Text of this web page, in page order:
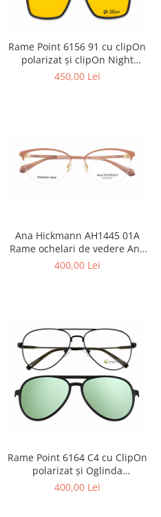
Lentile 1.60
Lentile 1.67
Lentile 1.70
Lentile 1.74
Lentile De Soare cu Dioptrii sau
Fara
Lentile cu Antireflex
Strabism )
Lentile destinate Conducatorilor
Patrati
Butterfly
Supradimensionati
Trapez
Material
Silicon
Metal ( Aluminum )
Metal + Plastic
Titan + Aur
Titan + silicon
Ultem
Brand
Ben.X
Blumarine
Rame Point 6156 91 cu clipOn
polarizat și clipOn Night
450,00 Lei
Ana Hickmann AH1445 01A
Rame ochelari de vedere Ana
Hickmann
400,00 Lei
Rame Point 6164 C4 cu ClipOn
polarizat și Oglinda
verde/blue Rame Ochelari
400,00 Lei